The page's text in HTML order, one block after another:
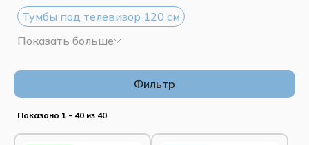
Тумбы под телевизор 120 см
Тумбы под телевизор 130 см
Тумбы под телевизор 150 см
Тумбы под телевизор 160 см
Показать больше
Фильтр
Показано 1 - 40 из 40